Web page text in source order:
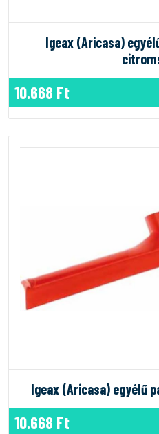
Igeax (Aricasa)
10.668 Ft
Igeax (Aricasa) egyélű
10.668 Ft